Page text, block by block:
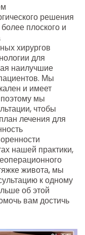
решения
плоского и
хирургов
для
наилучшие
Мы
и имеет
мы
чтобы
лечения для
нашей практики,
живота, мы
к одному
об этой
вам достичь